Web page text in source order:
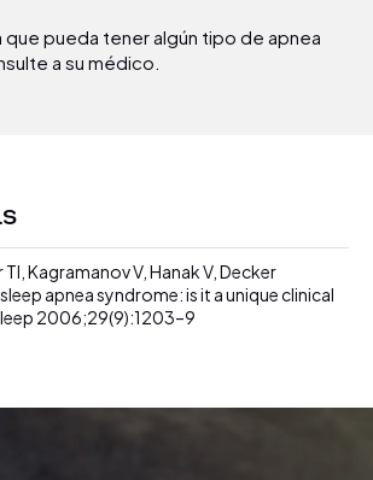
que pueda tener algún tipo de apnea
a su médico.
Kagramanov V, Hanak V, Decker
apnea syndrome: is it a unique clinical
2006;29(9):1203–9